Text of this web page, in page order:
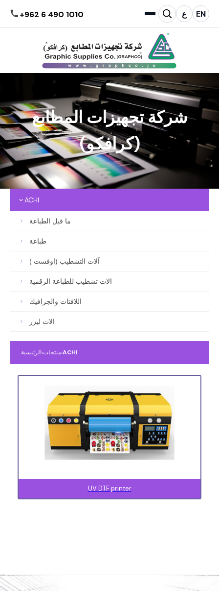
+962 6 490 1010 EN ع
شركة تجهيزات المطابع
(كرافكو)
ACHI
ما قبل الطباعة
طباعة
آلات التشطيب (اوفست )
الات تشطيب للطباعة الرقمية
اللافتات والجرافيك
الات ليزر
الرئيسية›منتجات›ACHI
UV DTF printer